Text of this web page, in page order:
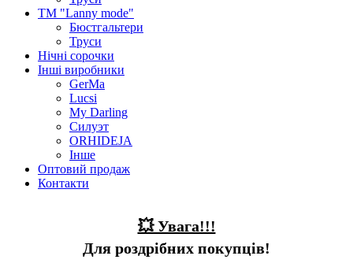
ТМ "Lanny mode"
Бюстгальтери
Труси
Нічні сорочки
Інші виробники
GerMa
Lucsi
My Darling
Силуэт
ORHIDEJA
Інше
Оптовий продаж
Контакти
💥 Увага!!!
Для роздрібних покупців!